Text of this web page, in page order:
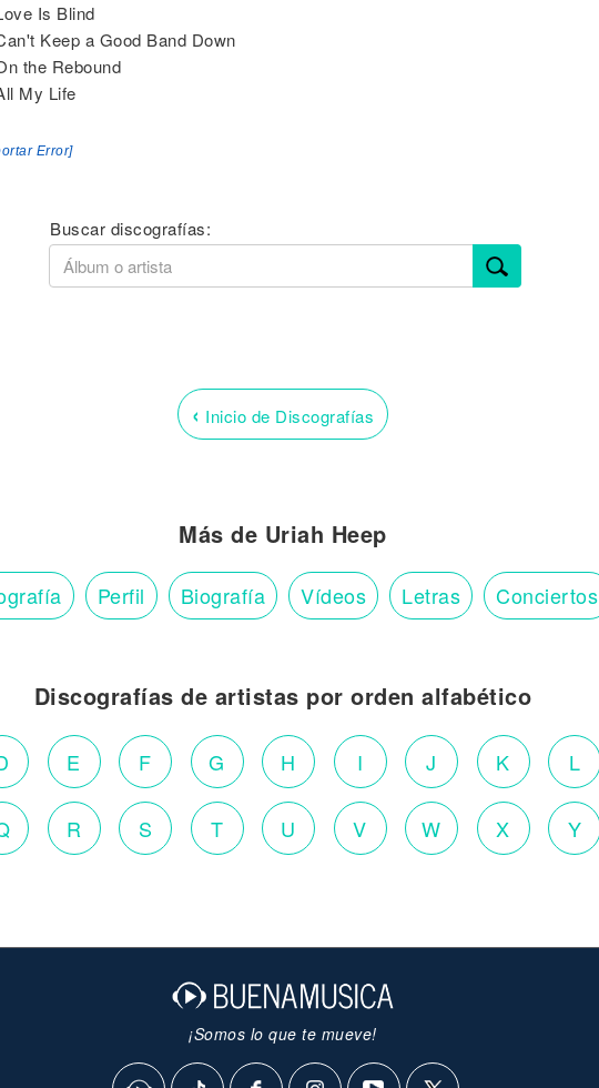
Is Blind
Keep a Good Band Down
the Rebound
My Life
Error]
Buscar discografías:
‹ Inicio de Discografías
Más de Uriah Heep
Perfil Biografía Vídeos Letras Conciertos
Discografías de artistas por orden alfabético
E F G H I J K L
R S T U V W X Y
¡Somos lo que te mueve!